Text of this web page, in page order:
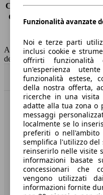
Consumo (extra-urbano)
Consumo (combinato)*
Capacità del serbatoio
60
AutoScout24 non si assume
dei dati.
Benvenuti su
Società
A proposito di
Stampa
Media
Funzionalità avanzate
Noi e terze parti
inclusi cookie e
offrirti
un'esperienza
funzionalità estese,
della nostra offerta,
ricerche in una visita
adatte alla tua zona o
messaggi
localmente se lo
preferiti o nell'ambito
semplifica l'utilizzo del
reinserirlo nelle visite
informazioni basate
concessionari che
vengono utilizzati
informazioni fornite